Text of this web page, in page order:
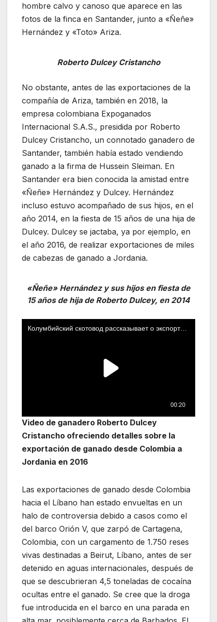
hombre calvo y canoso que aparece en las
fotos de la finca en Santander, junto a «Ñeñe»
Hernández y «Toto» Ariza.
Roberto Dulcey Cristancho
No obstante, antes de las exportaciones de la
compañía de Ariza, también en 2018, la
empresa colombiana Expoganados
Internacional S.A.S., presidida por Roberto
Dulcey Cristancho, un connotado ganadero de
Santander, también había estado vendiendo
ganado a la firma de Hussein Sleiman. En
Santander era bien conocida la amistad entre
«Ñeñe» Hernández y Dulcey. Hernández
incluso estuvo acompañado de sus hijos, en el
año 2014, en la fiesta de 15 años de una hija de
Dulcey. Dulcey se jactaba, ya por ejemplo, en
el año 2016, de realizar exportaciones de miles
de cabezas de ganado a Jordania.
«Ñeñe» Hernández y sus hijos en fiesta de
15 años de hija de Roberto Dulcey, en 2014
Video de ganadero Roberto Dulcey
Cristancho ofreciendo detalles sobre la
exportación de ganado desde Colombia a
Jordania en 2016
Las exportaciones de ganado desde Colombia
hacia el Líbano han estado envueltas en un
halo de controversia debido a casos como el
del barco Orión V, que zarpó de Cartagena,
Colombia, con un cargamento de 1.750 reses
vivas destinadas a Beirut, Líbano, antes de ser
detenido en aguas internacionales, después de
que se descubrieran 4,5 toneladas de cocaína
ocultas entre el ganado. Se cree que la droga
fue introducida en el barco en una parada en